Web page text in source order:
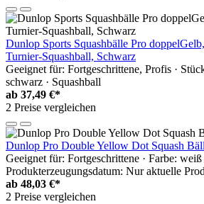
Dunlop Sports Squashbälle Pro
Turnier-Squashball, Schwarz
Geeignet für: Fortgeschrittene, Profis ·
schwarz · Squashball
ab 37,49 €*
2 Preise vergleichen
Dunlop Pro Double Yellow Dot Squash
Geeignet für: Fortgeschrittene · Farbe: weiß
Produkterzeugungsdatum: Nur aktuelle
ab 48,03 €*
2 Preise vergleichen